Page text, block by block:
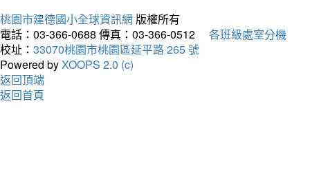
桃園市建德國小全球資訊網 版權所有
電話：03-366-0688 傳真：03-366-0512
各班級處室分機
校址： 33070桃園市桃園區延平路 265 號
Powered byXOOPS 2.0 (c)
返回頂端
返回首頁